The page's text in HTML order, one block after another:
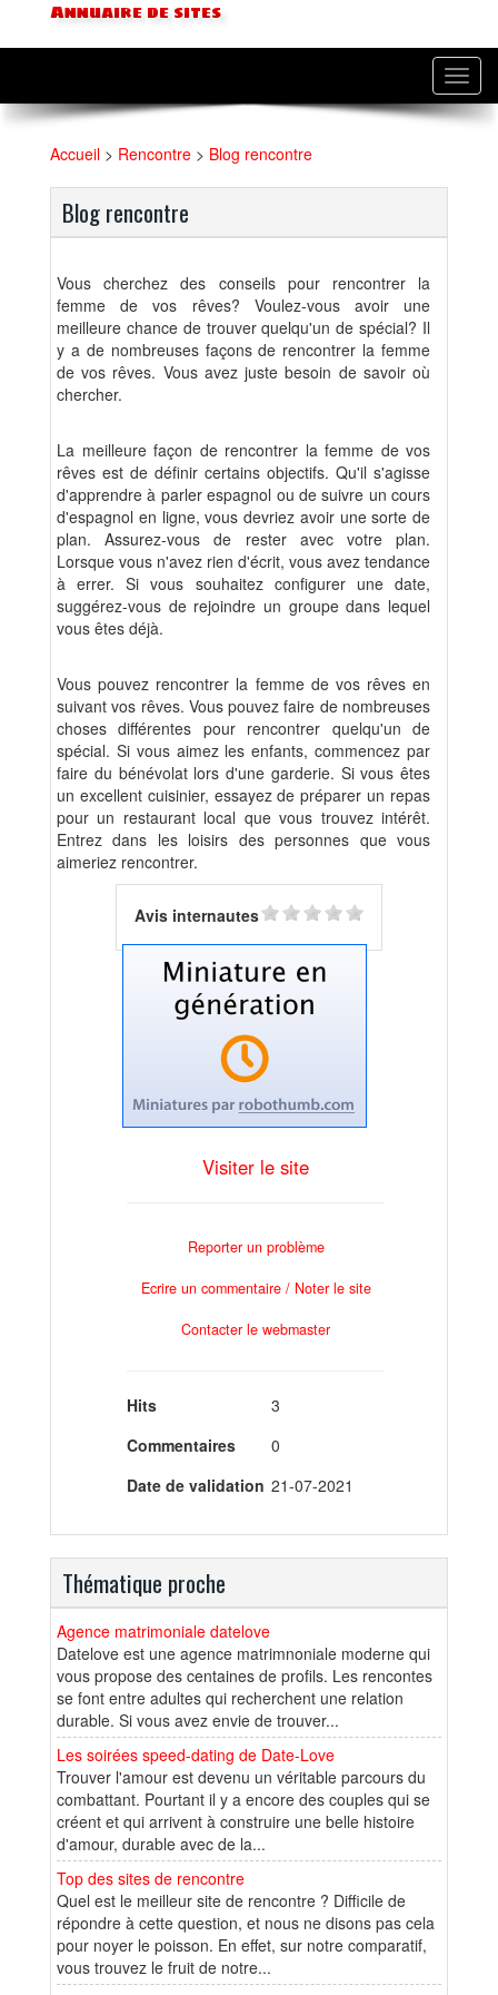
Annuaire de sites
Accueil > Rencontre > Blog rencontre
Blog rencontre
Vous cherchez des conseils pour rencontrer la
femme de vos rêves? Voulez-vous avoir une
meilleure chance de trouver quelqu'un de spécial? Il
y a de nombreuses façons de rencontrer la femme
de vos rêves. Vous avez juste besoin de savoir où
chercher.
La meilleure façon de rencontrer la femme de vos
rêves est de définir certains objectifs. Qu'il s'agisse
d'apprendre à parler espagnol ou de suivre un cours
d'espagnol en ligne, vous devriez avoir une sorte de
plan. Assurez-vous de rester avec votre plan.
Lorsque vous n'avez rien d'écrit, vous avez tendance
à errer. Si vous souhaitez configurer une date,
suggérez-vous de rejoindre un groupe dans lequel
vous êtes déjà.
Vous pouvez rencontrer la femme de vos rêves en
suivant vos rêves. Vous pouvez faire de nombreuses
choses différentes pour rencontrer quelqu'un de
spécial. Si vous aimez les enfants, commencez par
faire du bénévolat lors d'une garderie. Si vous êtes
un excellent cuisinier, essayez de préparer un repas
pour un restaurant local que vous trouvez intérêt.
Entrez dans les loisirs des personnes que vous
aimeriez rencontrer.
Avis internautes
Visiter le site
Reporter un problème
Ecrire un commentaire / Noter le site
Contacter le webmaster
Hits
3
Commentaires
0
Date de validation 21-07-2021
Thématique proche
Agence matrimoniale datelove
Datelove est une agence matrimnoniale moderne qui
vous propose des centaines de profils. Les rencontes
se font entre adultes qui recherchent une relation
durable. Si vous avez envie de trouver...
Les soirées speed-dating de Date-Love
Trouver l'amour est devenu un véritable parcours du
combattant. Pourtant il y a encore des couples qui se
créent et qui arrivent à construire une belle histoire
d'amour, durable avec de la...
Top des sites de rencontre
Quel est le meilleur site de rencontre ? Difficile de
répondre à cette question, et nous ne disons pas cela
pour noyer le poisson. En effet, sur notre comparatif,
vous trouvez le fruit de notre...